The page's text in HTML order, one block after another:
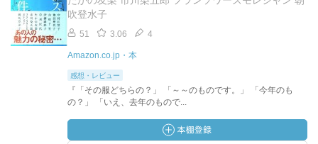
吹登水子
51 3.06 4
Amazon.co.jp・本
感想・レビュー
『「その服どちらの？」 「～～のものです。」 「今年のも
の？」 「いえ、去年のもので...